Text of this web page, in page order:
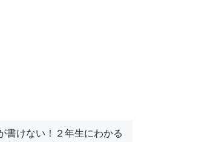
書けない！２年生にわかる